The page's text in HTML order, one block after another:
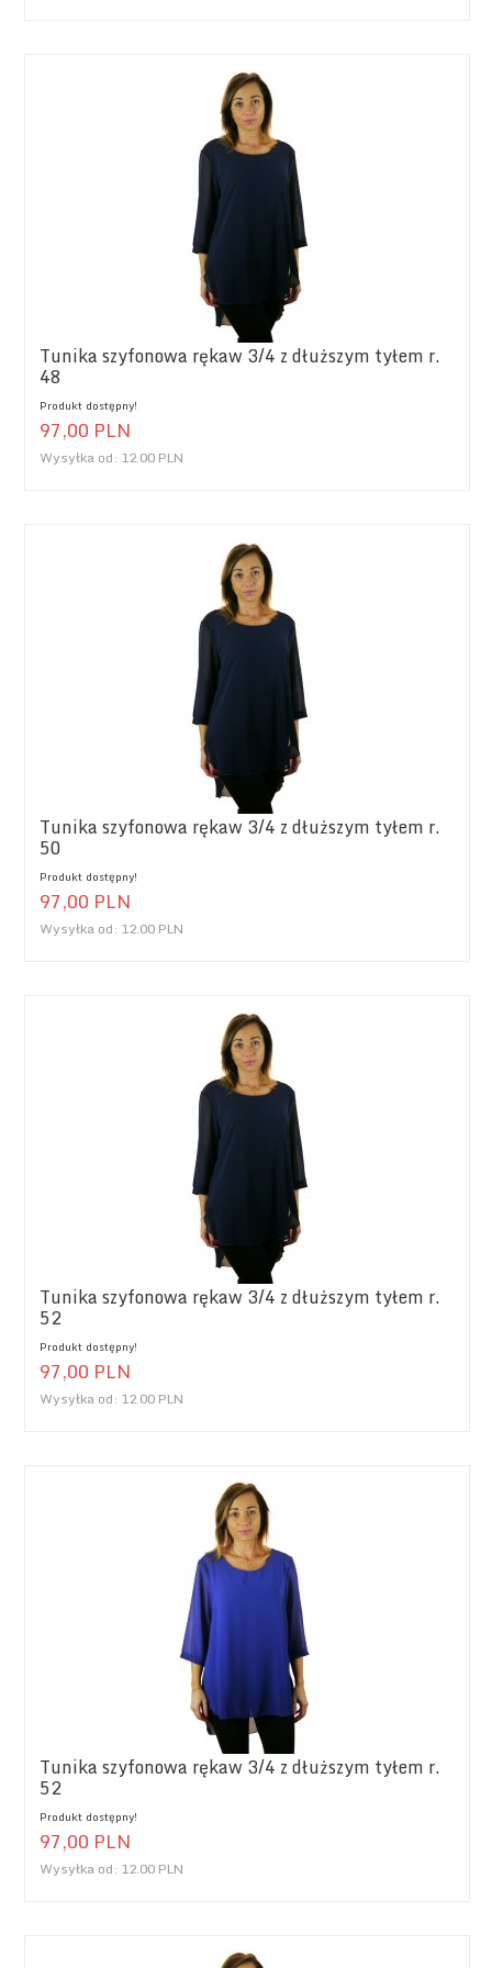
Tunika szyfonowa rękaw 3/4 z dłuższym tyłem r.
48
Produkt dostępny!
97,00 PLN
Wysyłka od: 12.00 PLN
Tunika szyfonowa rękaw 3/4 z dłuższym tyłem r.
50
Produkt dostępny!
97,00 PLN
Wysyłka od: 12.00 PLN
Tunika szyfonowa rękaw 3/4 z dłuższym tyłem r.
52
Produkt dostępny!
97,00 PLN
Wysyłka od: 12.00 PLN
Tunika szyfonowa rękaw 3/4 z dłuższym tyłem r.
52
Produkt dostępny!
97,00 PLN
Wysyłka od: 12.00 PLN